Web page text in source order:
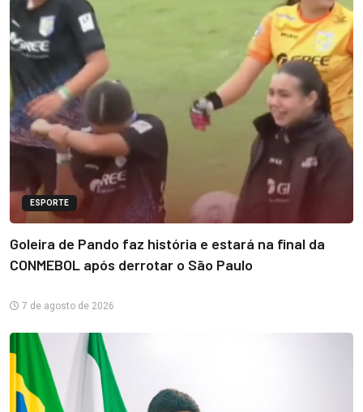
ESPORTE
Goleira de Pando faz história e estará na final da
CONMEBOL após derrotar o São Paulo
7 de agosto de 2026